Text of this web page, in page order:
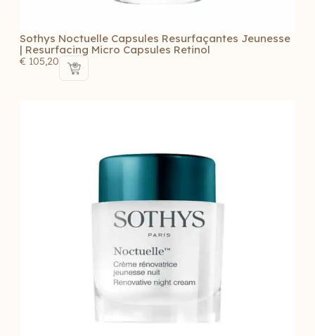
Sothys Noctuelle Capsules Resurfaçantes Jeunesse
| Resurfacing Micro Capsules Retinol
€ 105,20